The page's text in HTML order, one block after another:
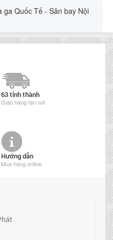
ga Quốc Tế - Sân bay Nội
63 tỉnh thành
Giao hàng tận nơi
Hướng dẫn
Mua hàng online